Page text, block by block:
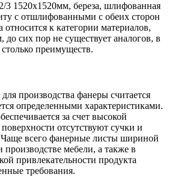
1520х1520мм, береза, шлифованная
с отшлифованными с обеих сторон
к категории материалов,
сих пор не существует аналогов, в
преимуществ.
производства фанеры считается
определенными характеристиками.
за счет высокой
отсутствуют сучки и
всего фанерные листы шириной
производстве мебели, а также в
привлекательности продукта
требования.